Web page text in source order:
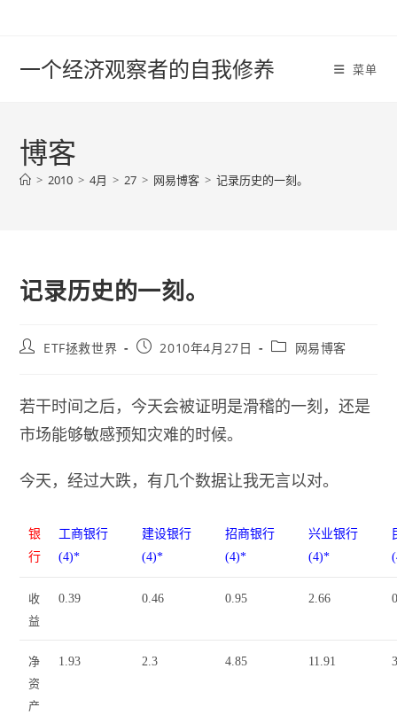
一个经济观察者的自我修养 菜单
博客
> 2010 > 4月 > 27 > 网易博客 > 记录历史的一刻。
记录历史的一刻。
PostETF拯救世界
Post2010年4月27日
Post网易博客
若干时间之后，今天会被证明是滑稽的一刻，还是
市场能够敏感预知灾难的时候。
今天，经过大跌，有几个数据让我无言以对。
银
行
工商银行
(4)*
建设银行
(4)*
招商银行
(4)*
兴业银行
(4)*
收
益
0.39 0.46 0.95 2.66
净
资
产
1.93 2.3 4.85 11.91